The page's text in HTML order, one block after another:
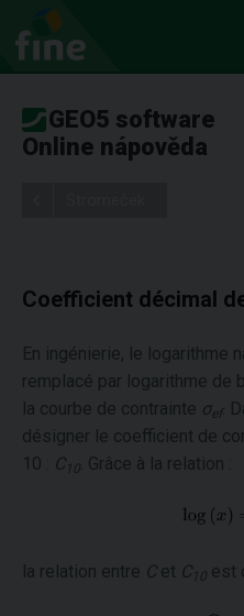
GEO5 software
Online nápověda
Coefficient décimal
En ingénierie, le logarithme
remplacé par logarithme de
la courbe de contrainte σef
.
désigner le coefficient de
10 :
C 10 . Grâce à la relation :
la relation entre Cet C 10 est